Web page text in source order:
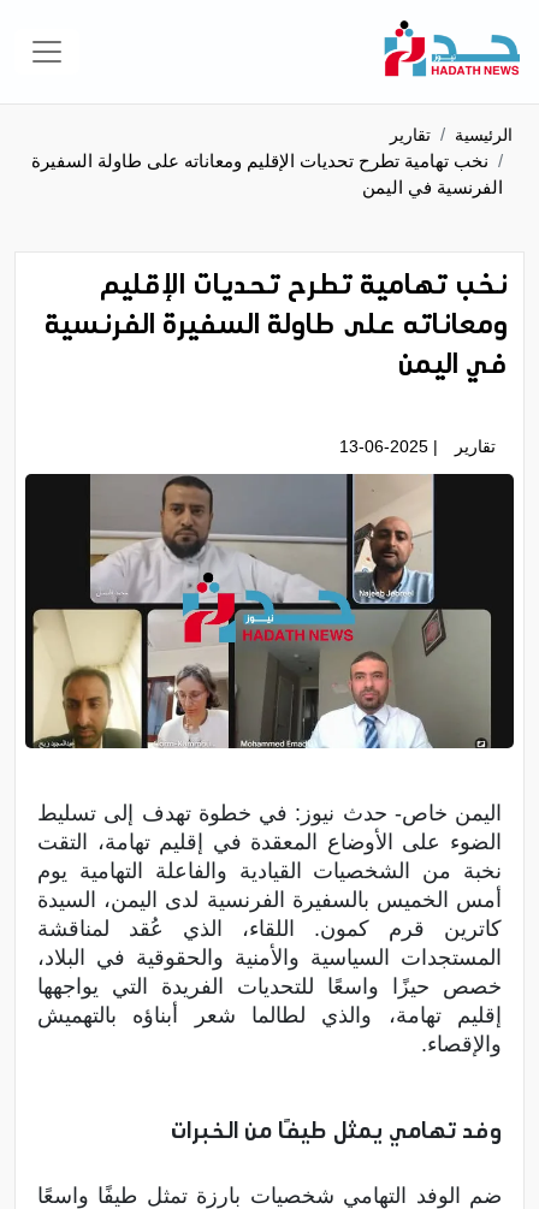
الرئيسية تقارير
نخب تهامية تطرح تحديات الإقليم ومعاناته على طاولة السفيرة
الفرنسية في اليمن
نخب تهامية تطرح تحديات الإقليم
ومعاناته على طاولة السفيرة الفرنسية
في اليمن
تقارير | 13-06-2025
اليمن خاص- حدث نيوز: في خطوة تهدف إلى تسليط
الضوء على الأوضاع المعقدة في إقليم تهامة، التقت
نخبة من الشخصيات القيادية والفاعلة التهامية يوم
أمس الخميس بالسفيرة الفرنسية لدى اليمن، السيدة
كاترين قرم كمون. اللقاء، الذي عُقد لمناقشة
المستجدات السياسية والأمنية والحقوقية في البلاد،
خصص حيزًا واسعًا للتحديات الفريدة التي يواجهها
إقليم تهامة، والذي لطالما شعر أبناؤه بالتهميش
والإقصاء.
وفد تهامي يمثل طيفًا من الخبرات
ضم الوفد التهامي شخصيات بارزة تمثل طيفًا واسعًا